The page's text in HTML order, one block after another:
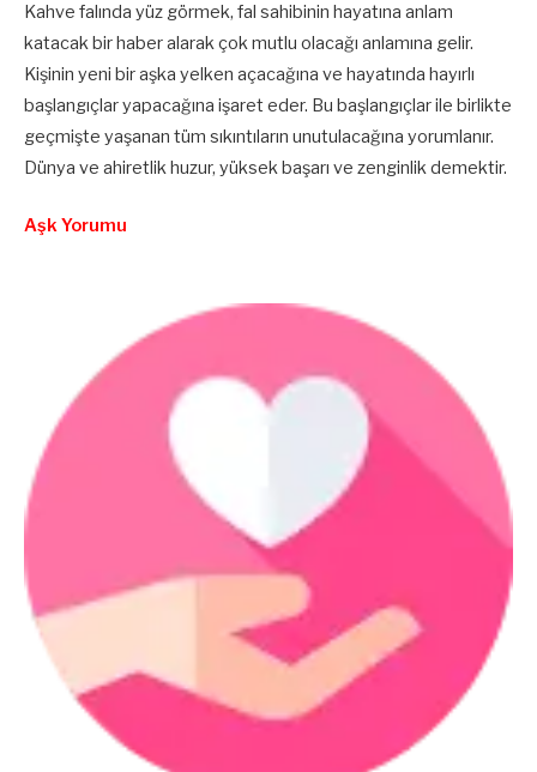
Kahve falında yüz görmek, fal sahibinin hayatına anlam
katacak bir haber alarak çok mutlu olacağı anlamına gelir.
Kişinin yeni bir aşka yelken açacağına ve hayatında hayırlı
başlangıçlar yapacağına işaret eder. Bu başlangıçlar ile birlikte
geçmişte yaşanan tüm sıkıntıların unutulacağına yorumlanır.
Dünya ve ahiretlik huzur, yüksek başarı ve zenginlik demektir.
Aşk Yorumu